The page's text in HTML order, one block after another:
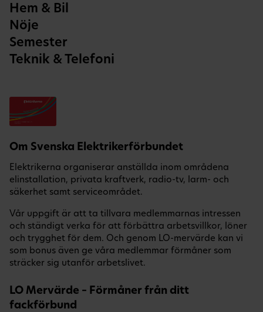
Hem & Bil
Nöje
Semester
Teknik & Telefoni
Om Svenska Elektrikerförbundet
Elektrikerna organiserar anställda inom områdena
elinstallation, privata kraftverk, radio-tv, larm- och
säkerhet samt serviceområdet.
Vår uppgift är att ta tillvara medlemmarnas intressen
och ständigt verka för att förbättra arbetsvillkor, löner
och trygghet för dem. Och genom LO-mervärde kan vi
som bonus även ge våra medlemmar förmåner som
sträcker sig utanför arbetslivet.
LO Mervärde – Förmåner från ditt
fackförbund